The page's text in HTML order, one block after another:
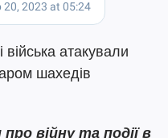
війська атакували
шахедів
війну та події в